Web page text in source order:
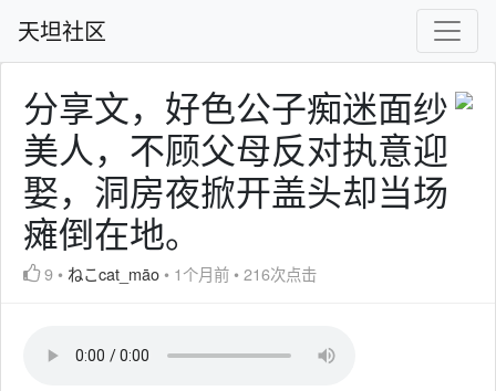
天坦社区
分享文，好色公子痴迷面纱
美人，不顾父母反对执意迎
娶，洞房夜掀开盖头却当场
瘫倒在地。
9 • ねこcat_māo • 1个月前 •216次点击